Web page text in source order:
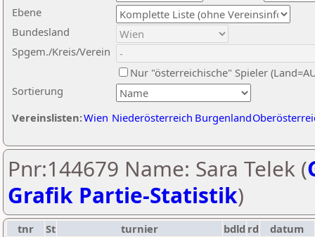
Ebene
Sortierung
Bundesland
Spgem./Kreis/Verein
Nur "österreichische" Spieler
Vereinslisten:Wien Niederösterreich Burgenland
Pnr:144679 Name: Sara Telek (
Grafik Partie-Statistik)
tnr St turnier bdld rd
datum